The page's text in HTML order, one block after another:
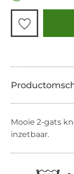
Mooie 2-gats
inzetbaar.